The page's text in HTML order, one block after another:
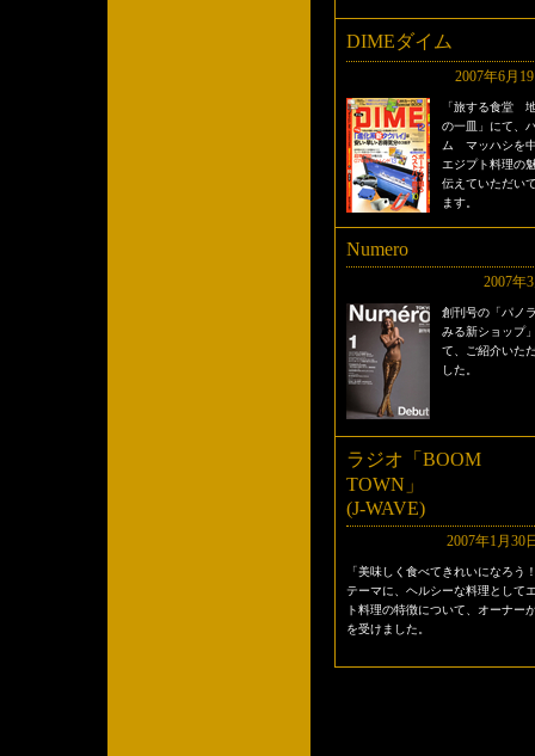
DIMEダイム
2007年6月
「旅する食堂
の一皿」にて、
ム マッハシを
エジプト料理の
伝えていただい
ます。
Numero
2007年
創刊号の「パノ
みる新ショップ
て、ご紹介いた
した。
ラジオ「BOOM
TOWN」
(J-WAVE)
2007年1月30
「美味しく食べてきれいになろう
テーマに、ヘルシーな料理として
ト料理の特徴について、オーナー
を受けました。